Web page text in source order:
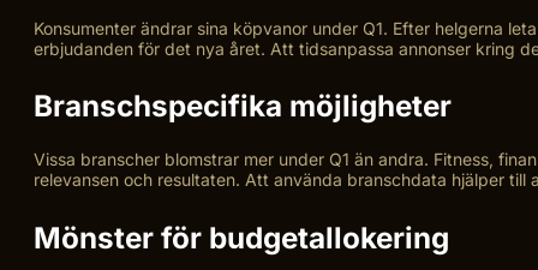
Konsumenter ändrar sina köpvanor under Q1. Efter helgerna
erbjudanden för det nya året. Att tidsanpassa annonser kring
Branschspecifika möjligheter
Vissa branscher blomstrar mer under Q1 än andra. Fitness,
relevansen och resultaten. Att använda branschdata hjälper
Mönster för budgetallokering